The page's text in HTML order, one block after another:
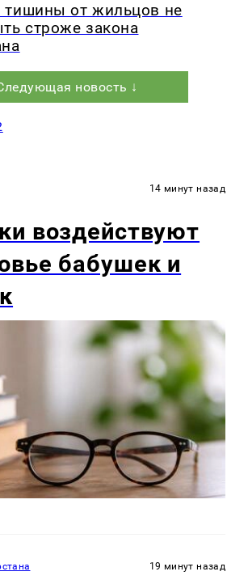
тишины от жильцов не
строже закона
новость ↓
14 минут назад
воздействуют
бабушек и
19 минут назад